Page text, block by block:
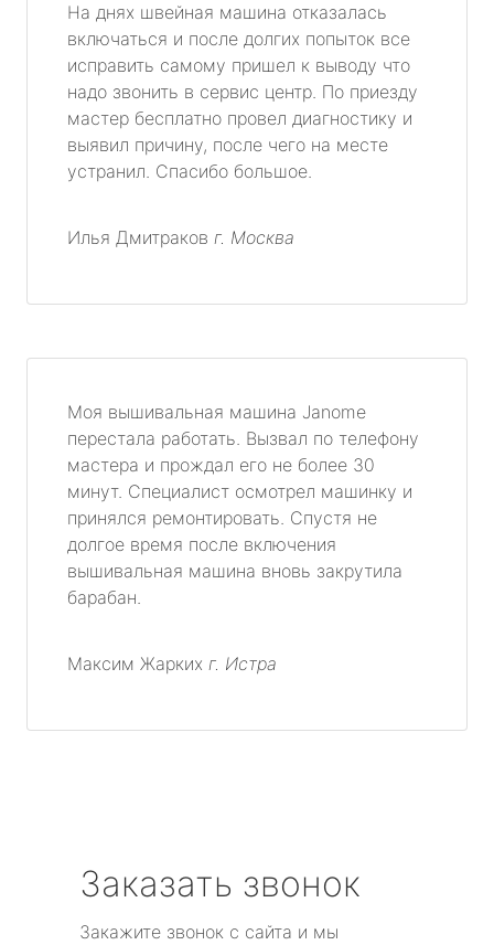
На днях швейная машина отказалась
включаться и после долгих попыток все
исправить самому пришел к выводу что
надо звонить в сервис центр. По приезду
мастер бесплатно провел диагностику и
выявил причину, после чего на месте
устранил. Спасибо большое.
Илья Дмитраков г. Москва
Моя вышивальная машина Janome
перестала работать. Вызвал по телефону
мастера и прождал его не более 30
минут. Специалист осмотрел машинку и
принялся ремонтировать. Спустя не
долгое время после включения
вышивальная машина вновь закрутила
барабан.
Максим Жарких г. Истра
Заказать звонок
Закажите звонок с сайта и мы